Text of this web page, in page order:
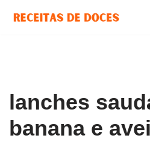
lanches
banana e